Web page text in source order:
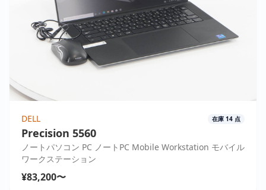
DELL 在庫 14 点
Precision 5560
ノートパソコン PC ノートPC Mobile Workstation モバイル
ワークステーション
¥83,200〜